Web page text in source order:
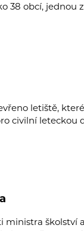
38 obcí, jednou
letiště,
civilní leteckou
ministra školství